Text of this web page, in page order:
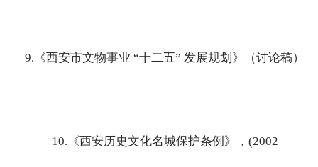
9.《西安市文物事业 “十二五” 发展规划》（讨论稿）
10.《西安历史文化名城保护条例》， (2002